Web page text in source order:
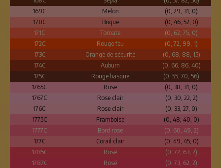
169C
Melon
(0, 29, 31, 0)
170C
Brique
(0, 46, 52, 0)
171C
Tomate
(0, 62, 75, 0)
172C
Rouge feu
(0, 72, 99, 1)
173C
Orangé de sécurité
(0, 68, 88, 15)
174C
Auburn
(0, 66, 86, 40)
175C
Rouge basque
(0, 55, 70, 56)
1765C
Rose
(0, 38, 31, 0)
1767C
Rose clair
(0, 30, 22, 2)
176C
Rose clair
(0, 33, 27, 0)
1775C
Framboise
(0, 48, 40, 0)
1777C
Bord rose
(0, 60, 49, 2)
177C
Corail clair
(0, 49, 45, 0)
1785C
Rosé
(0, 72, 63, 2)
1787C
Rosé
(0, 73, 62, 2)